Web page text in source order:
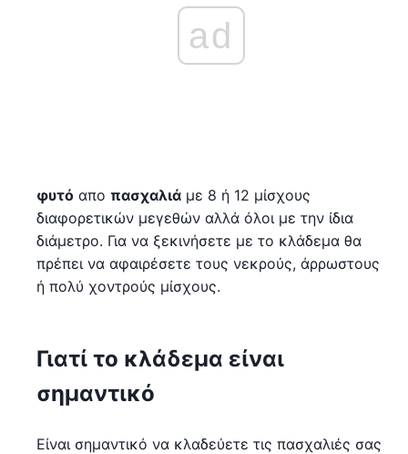
ad
φυτό απο πασχαλιά με 8 ή 12 μίσχους
διαφορετικών μεγεθών αλλά όλοι με την ίδια
διάμετρο. Για να ξεκινήσετε με το κλάδεμα θα
πρέπει να αφαιρέσετε τους νεκρούς, άρρωστους
ή πολύ χοντρούς μίσχους.
Γιατί το κλάδεμα είναι
σημαντικό
Είναι σημαντικό να κλαδεύετε τις πασχαλιές σας